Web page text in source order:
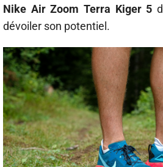
Nike Air Zoom Terra Kiger 5
dévoiler son potentiel.